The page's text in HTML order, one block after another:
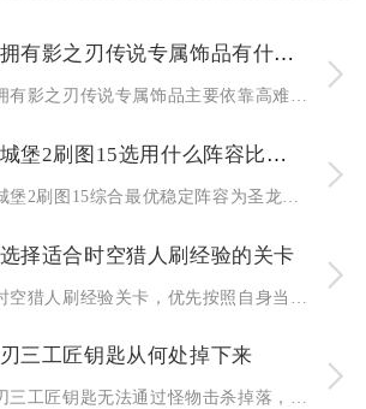
想要拥有影之刃传说专属饰品有什么办法吗
想要拥有影之刃传说专属饰品主要依靠高难度副本定向刷取、支线任务图纸锻造、赛季试炼与限时活动兑换、商店材料置换四种核心方式
地下城堡2刷图15选用什么阵容比较好
择适合时空猎人刷经验的关卡
三工匠钥匙从何处掉下来
影之刃三工匠钥匙无法通过怪物击杀掉落，需要通关红叶寺主线解锁地下石窟区域，前往石窟通道首关的紫色隐藏房间，调查剑冢墓碑完